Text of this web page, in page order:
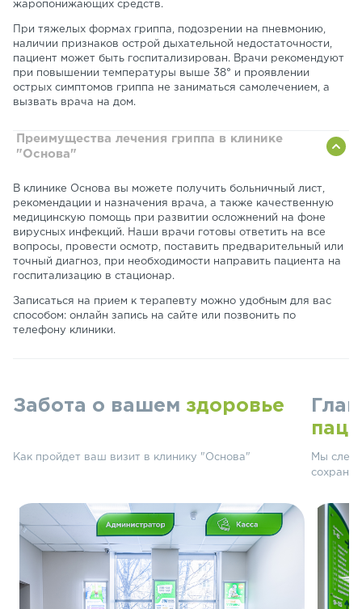
жаропонижающих средств.
При тяжелых формах гриппа, подозрении на пневмонию,
наличии признаков острой дыхательной недостаточности,
пациент может быть госпитализирован. Врачи рекомендуют
при повышении температуры выше 38° и проявлении
острых симптомов гриппа не заниматься самолечением, а
вызвать врача на дом.
Преимущества лечения гриппа в клинике
"Основа"
В клинике Основа вы можете получить больничный лист,
рекомендации и назначения врача, а также качественную
медицинскую помощь при развитии осложнений на фоне
вирусных инфекций. Наши врачи готовы ответить на все
вопросы, провести осмотр, поставить предварительный или
точный диагноз, при необходимости направить пациента на
госпитализацию в стационар.
Записаться на прием к терапевту можно удобным для вас
способом: онлайн запись на сайте или позвонить по
телефону клиники.
Забота о вашем здоровье
Как пройдет ваш визит в клинику "Основа"
Мы